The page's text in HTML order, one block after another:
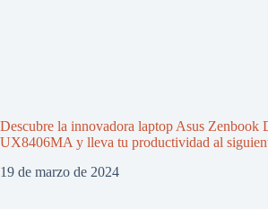
Descubre la innovadora laptop Asus Zenbook
UX8406MA y lleva tu productividad al
19 de marzo de 2024